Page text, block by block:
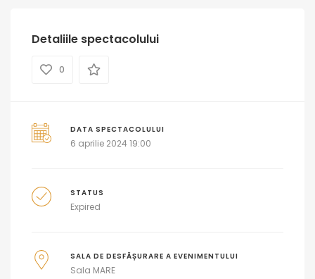
Detaliile spectacolului
0
DATA SPECTACOLULUI
6 aprilie 2024 19:00
STATUS
Expired
SALA DE DESFĂȘURARE A EVENIMENTULUI
Sala MARE